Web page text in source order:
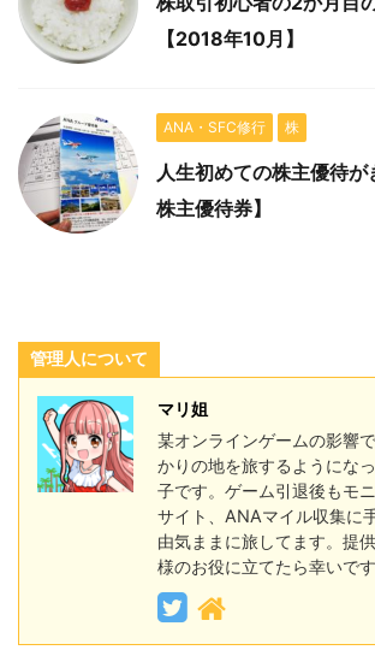
【2018年10月】
ANA・SFC修行 株
人生初めての株主優待
株主優待券】
管理人について
マリ姐
某オンラインゲームの影響
かりの地を旅するようにな
子です。ゲーム引退後もモ
サイト、ANAマイル収集に
由気ままに旅してます。提
様のお役に立てたら幸いです